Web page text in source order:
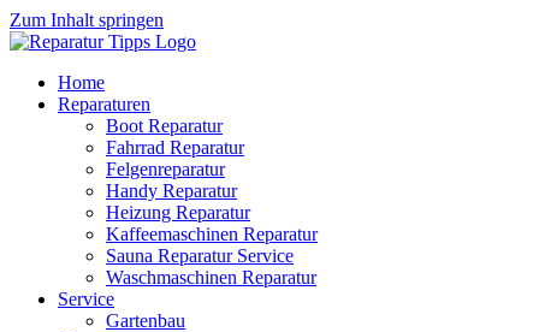
Zum Inhalt springen
Home
Reparaturen
Boot Reparatur
Fahrrad Reparatur
Felgenreparatur
Handy Reparatur
Heizung Reparatur
Kaffeemaschinen Reparatur
Sauna Reparatur Service
Waschmaschinen Reparatur
Service
Gartenbau